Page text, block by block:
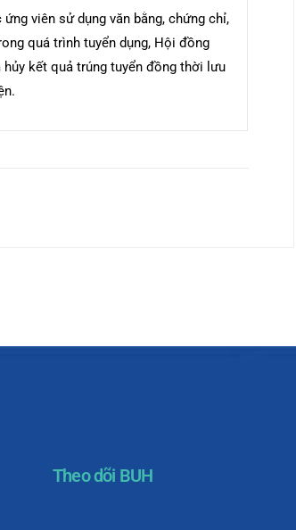
viên sử dụng văn bằng, chứng chỉ,
quá trình tuyển dụng, Hội đồng
kết quả trúng tuyển đồng thời lưu
Theo dõi BUH